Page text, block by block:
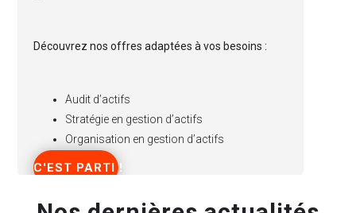
Découvrez nos offres adaptées à vos besoins :
Audit d’actifs
Stratégie en gestion d’actifs
Organisation en gestion d’actifs
C'EST PARTI !